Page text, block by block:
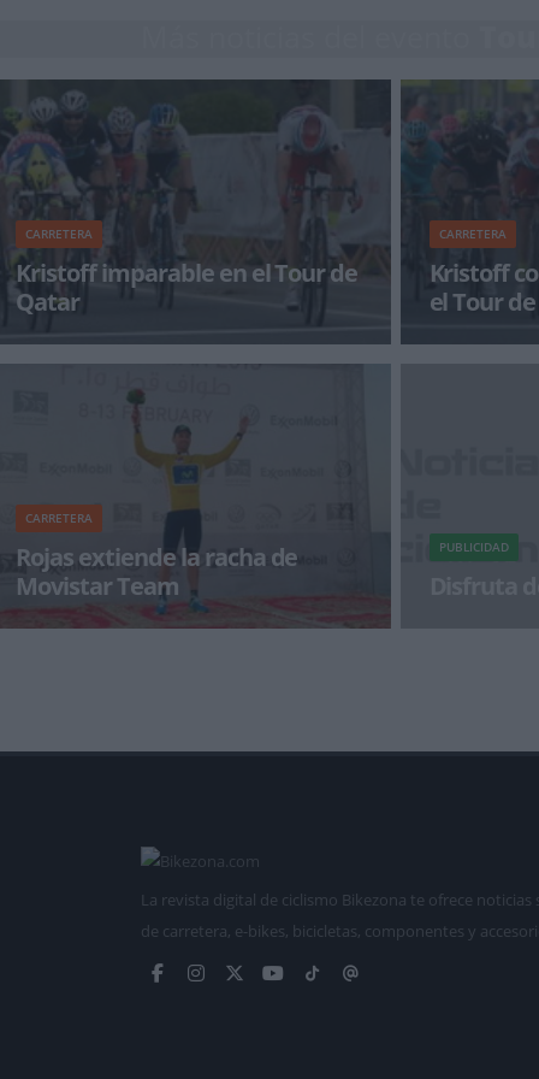
CARRETERA
Kristoff imparable en el Tour de
Qatar
Al igual que el día anterior, Alexander Kristoff
reclamó la victoria de etapa de manera
impresionante.&nbs
CARRETERA
Kristoff
el Tour
La cuarta
CARRETERA
Rojas extiende la racha de
Movistar Team
El murciano suma la 4ª victoria de Movistar
PUBLICIDAD
Disfruta
La revista digital de ciclismo Bikezona te ofrece
de carretera, e-bikes, bicicletas, componentes y